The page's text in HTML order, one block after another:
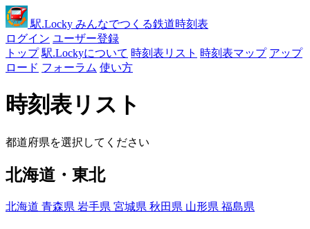
駅.Locky みんなでつくる鉄道時刻表
ログイン ユーザー登録
トップ 駅.Lockyについて 時刻表リスト 時刻表マップ アップ
ロード フォーラム 使い方
時刻表リスト
都道府県を選択してください
北海道・東北
北海道 青森県 岩手県 宮城県 秋田県 山形県 福島県